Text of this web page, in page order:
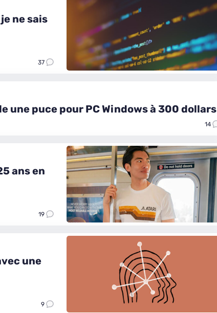
ne sais
37
une puce pour PC Windows à 300 dollars
14
ans en
19
une
9